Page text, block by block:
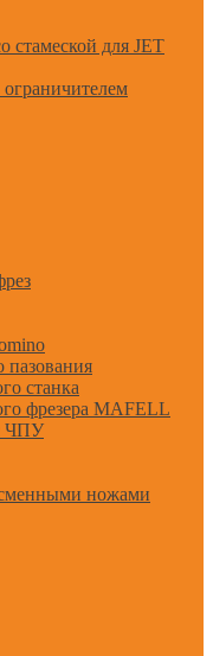
стамеской для JET
пазования
станка
фрезера MAFELL
ЧПУ
ножами